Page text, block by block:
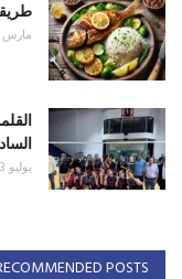
مارس 19, 2025
يوليو 3, 2025
POSTS